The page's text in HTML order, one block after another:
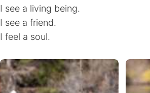
I see a living being.
I see a friend.
I feel a soul.